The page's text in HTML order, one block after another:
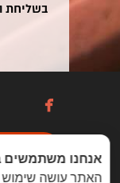
בשליחת

אנחנו משתמשים
האתר עושה שימוש